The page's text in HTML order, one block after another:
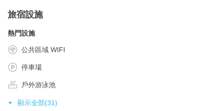
旅宿設施
熱門設施
公共區域 WIFI
停車場
戶外游泳池
顯示全部(31)